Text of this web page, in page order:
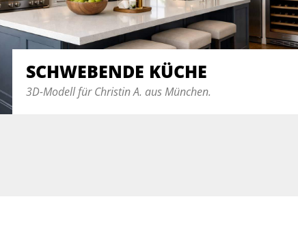
SCHWEBENDE KÜCHE
3D-Modell für Christin A. aus München.